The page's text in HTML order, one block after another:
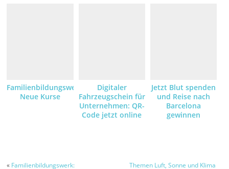
Familienbildungswerk:
Neue Kurse
Digitaler
Fahrzeugschein für
Unternehmen: QR-
Code jetzt online
Jetzt Blut spenden
und Reise nach
Barcelona
gewinnen
« Familienbildungswerk:
Themen Luft, Sonne und Klima